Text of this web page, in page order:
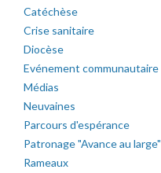
Catéchèse
Crise sanitaire
Diocèse
Evénement communautaire
Médias
Neuvaines
Parcours d'espérance
Patronage "Avance au large"
Rameaux